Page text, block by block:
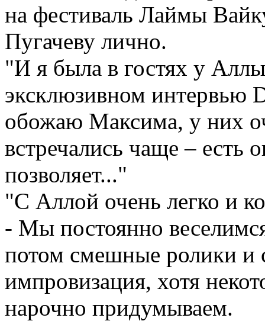
на фестиваль Лаймы
Пугачеву лично.
"И я была в гостях у
эксклюзивном интервью
обожаю Максима, у них
встречались чаще – есть
позволяет..."
"С Аллой очень легко и
- Мы постоянно
потом смешные ролики и
импровизация, хотя
нарочно придумываем.